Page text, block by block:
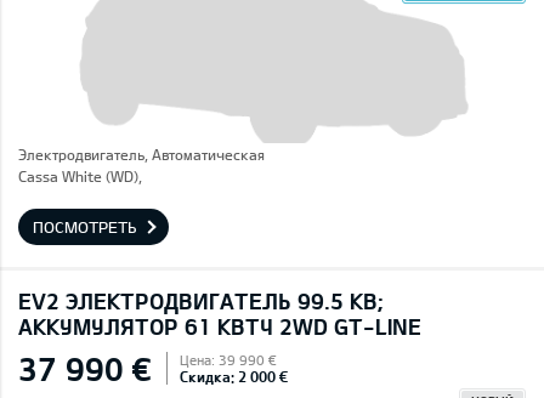
Электродвигатель, Автоматическая
Cassa White (WD),
ПОСМОТРЕТЬ
EV2 ЭЛЕКТРОДВИГАТЕЛЬ 99.5 КВ;
AККУМУЛЯТОР 61 КВТЧ 2WD GT-LINE
37 990 € Цена: 39 990 €
Скидка: 2 000 €